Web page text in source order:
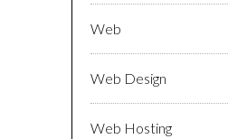
Web
Web Design
Web Hosting